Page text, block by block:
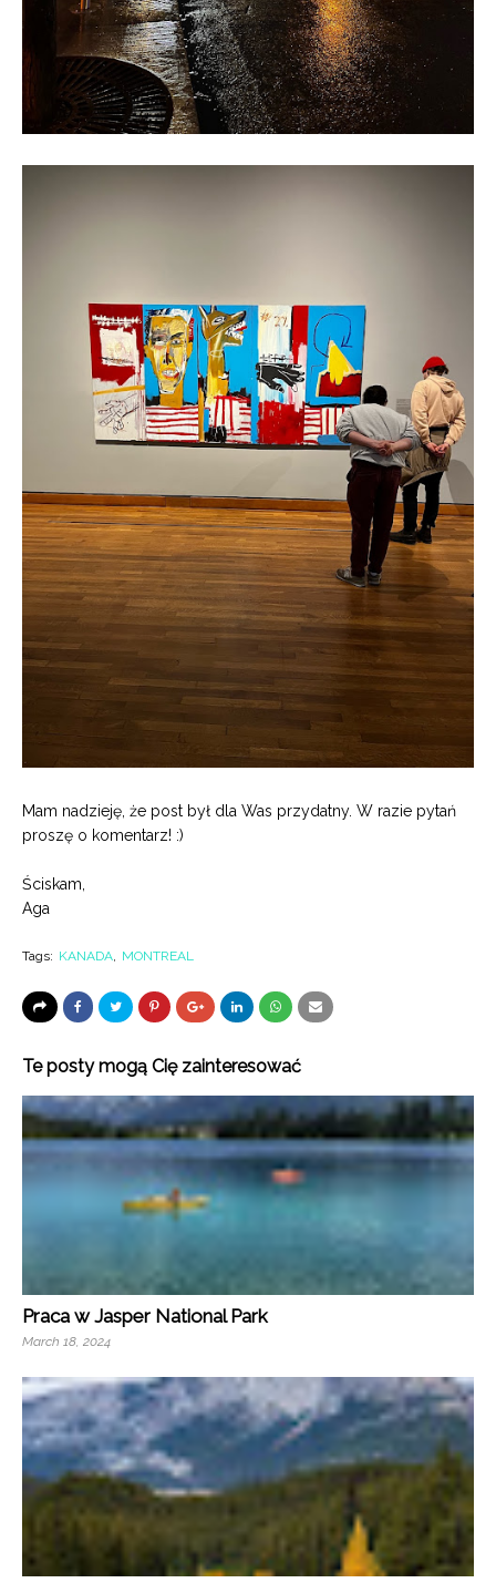
Mam nadzieję, że post był dla Was przydatny. W razie pytań
proszę o komentarz! :)
Ściskam,
Aga
Tags: KANADA MONTREAL
Te posty mogą Cię zainteresować
Praca w Jasper National Park
March 18, 2024